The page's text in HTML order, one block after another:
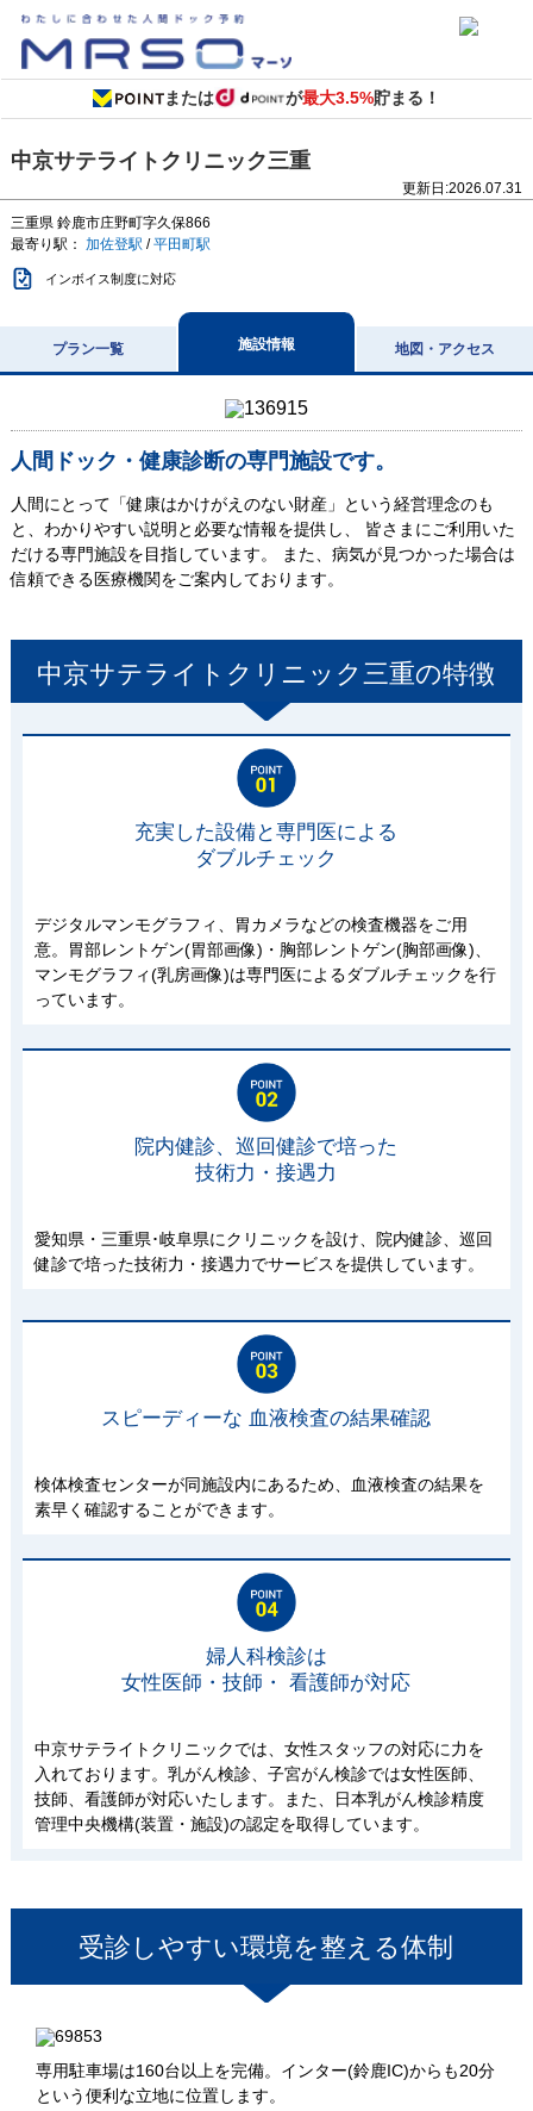
または が最大3.5%貯まる！
中京サテライトクリニック三重
更新日:2026.07.31
三重県 鈴鹿市庄野町字久保866
最寄り駅： 加佐登駅 /平田町駅
インボイス制度に対応
プラン一覧 施設情報 地図・アクセス
人間ドック・健康診断の専門施設です。
人間にとって「健康はかけがえのない財産」という経営理念のも
と、わかりやすい説明と必要な情報を提供し、 皆さまにご利用いた
だける専門施設を目指しています。 また、病気が見つかった場合は
信頼できる医療機関をご案内しております。
中京サテライトクリニック三重の特徴
充実した設備と専門医による
ダブルチェック
デジタルマンモグラフィ、胃カメラなどの検査機器をご用
意。胃部レントゲン(胃部画像)・胸部レントゲン(胸部画像)、
マンモグラフィ(乳房画像)は専門医によるダブルチェックを行
っています。
院内健診、巡回健診で培った
技術力・接遇力
愛知県・三重県･岐阜県にクリニックを設け、院内健診、巡回
健診で培った技術力・接遇力でサービスを提供しています。
スピーディーな 血液検査の結果確認
検体検査センターが同施設内にあるため、血液検査の結果を
素早く確認することができます。
婦人科検診は
女性医師・技師・ 看護師が対応
中京サテライトクリニックでは、女性スタッフの対応に力を
入れております。乳がん検診、子宮がん検診では女性医師、
技師、看護師が対応いたします。また、日本乳がん検診精度
管理中央機構(装置・施設)の認定を取得しています。
受診しやすい環境を整える体制
専用駐車場は160台以上を完備。インター(鈴鹿IC)からも20分
という便利な立地に位置します。